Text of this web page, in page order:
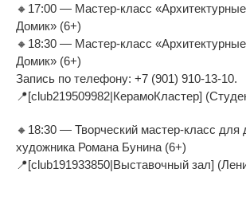
🔸17:00 — Мастер-класс
Домик» (6+)
🔸18:30 — Мастер-класс
Домик» (6+)
Запись по телефону: +7 (901) 910-13-10.
📍[club219509982|КерамоКластер]
🔸18:30 — Творческий мастер‑класс для
художника Романа Бунина (6+)
📍[club191933850|Выставочный зал]